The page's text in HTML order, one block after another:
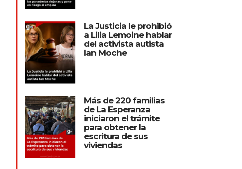
La Justicia le prohibió
a Lilia Lemoine hablar
del activista autista
Ian Moche
Más de 220 familias
de La Esperanza
iniciaron el trámite
para obtener la
escritura de sus
viviendas